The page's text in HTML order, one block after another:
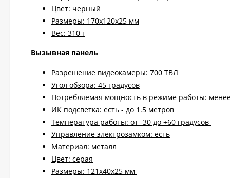
Цвет: черный
Размеры: 170х120х25 мм
Вес: 310 г
Вызывная панель
Разрешение видеокамеры: 700 ТВЛ
Угол обзора: 45 градусов
Потребляемая мощность в режиме работы:
ИК подсветка: есть - до 1.5 метров
Температура работы: от -30 до +60 градусов
Управление электрозамком: есть
Материал: металл
Цвет: серая
Размеры: 121х40х25 мм